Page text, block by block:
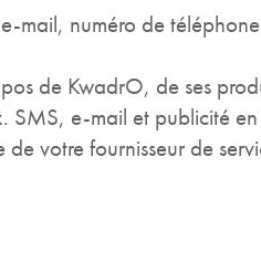
mail, numéro de
de KwadrO, de ses
SMS, e-mail et publicité
votre fournisseur de